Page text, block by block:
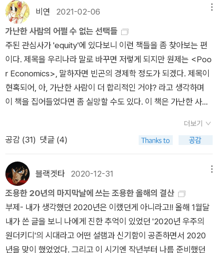
인 가능하고, 효율적인 결과를 가져다주리라는 믿음은 합리적이
지 않다. 저자들은 책 전체에 걸쳐 그러한 사례들을 제시한다. 가
령, 경직적인 경제에서는 시장에만 맡겨 둘 게 아니라 정부가 개
입해서 이주를 촉진해야 사람들이 실제로 이주를 해 이득을 볼 수
있다. 또한 이주를 하지 않는 사람들도 생계와 존엄을 포기하지
않으면서 자신의 터전에 머물 수 있도록 정부의 개입이 필요하다.
더 일반적으로 말해서, 불평등이 극단적으로 심화되는 승자 독식
의 세계에서는 가난한 사람과 부유한 사람 사이에 격차가 점점 벌
어지게 되는데, 모든 사회적 결과를 오로지 시장에 의해 결정되게
수 있다. 존엄한 인간을 위한 경제학 : 부자든 가난한 사람이든 때
로는 돈보다 위신과 존엄을 원한다 일류 운동선수들은 연봉 상한
이 있다고 해서 운동을 게을리하지 않는다. 세율이 올라가면 세금
을 회피하려는 시도는 늘어나지만 그렇다고 해서 부자들이 일을
덜 한다는 증거는 찾을 수 없다. 가난한 사람들도 복지 혜택을 많
이 받게 되었다고 해서 일을 그만두거나 덜하지 않았다. 사람들이
경제적 인센티브에 따라 움직이는 게 아니라면 무엇을 신경 쓴다
는 말인가? 사람들은 자신의 존엄을 지키길 원하고, 사회적 지위
쁘지않네. '당신을 이어 말한다' 이길보라. '내 앞에 서서 먼저 말
하고 선언하고 행동해왔던 당신의 용기로 이어 말한다'아티비스
트는 예술가이자 활동가 두 개의 정체성을 가지고 연대, 활동, 작
업하는 이들을 말한다. 아티비스트인 저자는 페미니즘과 장애인
권의 관점에서 자신의 삶을 새롭게 들여다본다. 페미니즘을 만나
여성으로서 살아왔던 경험에 언어가 생겼고, 코다(농인 부모에게
서 태어난 자녀를 일컫는다)라는 단어를 알게 된 후 '들리지 않
음'을 부끄러워할 필요가 없었다. 저자의 말하기는 이때부터 가장
정치적인 행위가 된다. '그런 순간과 시도를 마주할 때마다 희망
이 생긴다. 장애라는 단어를 굳이 가져다 스지 않아도 될 때, 그런
고' 우리를 앞섰던 이들의 용기에 이어말하는 다큐멘터리 감독의
첫 사회비평집. 나는 나와 산다. '혼자인 지금, 안전한가요?' 1인
가구의 진짜 걱정은 밥을 혼자 먹는 게 아니다. 사회제도가 3-4
인 가구에 부합하도록 설계되어 있어서 제도권의 보호와 승인 바
깥에 머무르기 쉽다는 게 문제다. 혼자 사는 저자가 각기 다른 조
건을 가진 혼자 사는 사람 스무명을 만나 '안녕'을 물었다. 국가가
외로움을 다루는 방식을 비롯해 혼자인 사람들이 하는 걱정을 살
비연 2021-02-06
가난한 사람의 어쩔 수 없는 선택들
주된 관심사가 'equity'에 있다보니 이런 책들을 좀 찾아보는 편
이다. 제목을 우리나라 말로 바꾸면 저렇게 되지만 원제는 <Poo
r Economics>, 말하자면 빈곤의 경제학 정도가 되겠다. 제목이
현혹되어, 아, 가난한 사람이 더 합리적인 거야? 라고 생각하며
이 책을 집어들었다면 좀 실망할 수도 있다. 이 책은 가난한 사람
황에서 하는 선택이 우리가 봐선 아니겠지만, 그들에겐 '최선의'
선택이다. 그들에게도 그 나름의 합리적 상황 배경이나 이유가 있
상황들을 개선해주면 그들도 우리가 보기에도 reasonable한 선
택이 가능하게 된다. 큰 변혁이 아니라도 작게 작게 시작하면 변
화할 수 있다. 요약하면 뭐 그런 내용이라고 할 수 있다. 이 책이
좋았던 이유는 결론 부분이 아니라 그 문제의식에 있었다. 그러니
까 '가난'이 뭐지? '가난한 사람'은 뭐지? 우린 왜 그들을 '도와야'
하지? 그들을 돕는다고 하는 방법이 맞는 건지? 라는 문제를 제
더보기
공감 (31) 댓글 (4)
블랙겟타 2020-12-31
조용한 20년의 마지막날에 쓰는 조용한 올해의 결산
부제- 내가 생각했던 2020년은 이랬던게 아니라고!! 올해 1월달
내가 쓴 글을 보니 나에게 진한 추억이 있었던 '2020년 우주의
원더키디'의 시대라고 어떤 설램과 신기함이 공존하면서 2020
년을 맞이 했었었다. 그리고 이 시기엔 작년부터 나름 준비했던